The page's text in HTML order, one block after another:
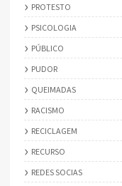
PROTESTO
PSICOLOGIA
PÚBLICO
PUDOR
QUEIMADAS
RACISMO
RECICLAGEM
RECURSO
REDES SOCIAS